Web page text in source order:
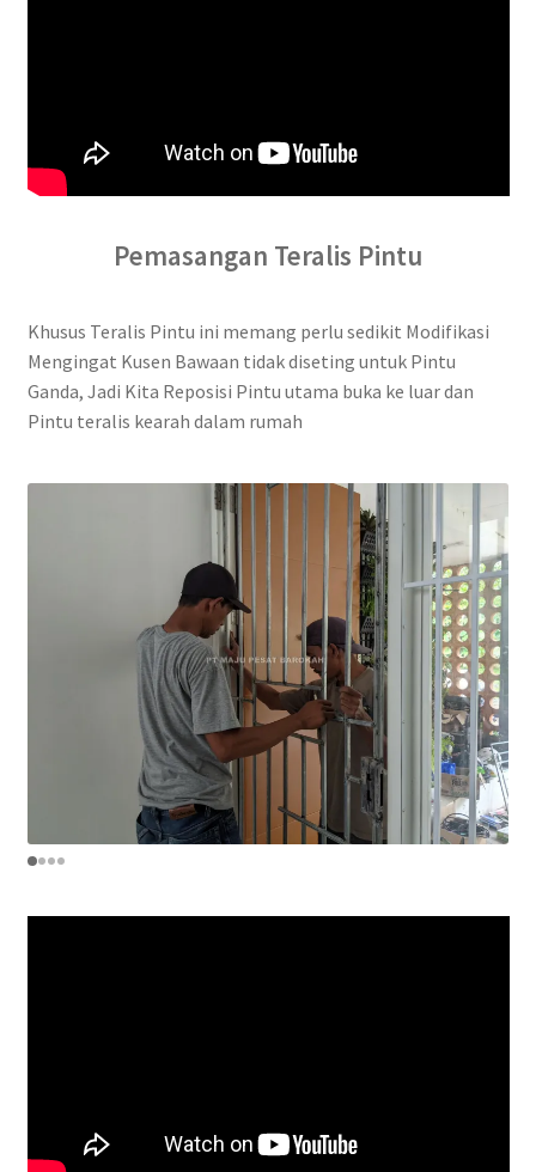
Pemasangan Teralis Pintu
Khusus Teralis Pintu ini memang perlu sedikit Modifikasi
Mengingat Kusen Bawaan tidak diseting untuk Pintu
Ganda, Jadi Kita Reposisi Pintu utama buka ke luar dan
Pintu teralis kearah dalam rumah